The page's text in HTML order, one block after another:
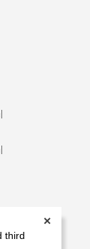
third
✕